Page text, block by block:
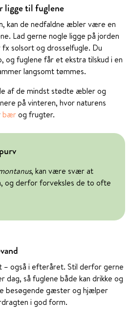
ligge til fuglene
kan de nedfaldne æbler være en
Lad gerne nogle ligge på jorden
solsort og drosselfugle. Du
og fuglene får et ekstra tilskud i en
langsomt tømmes.
af de mindst stødte æbler og
på vinteren, hvor naturens
bærog frugter.
, kan være svær at
og derfor forveksles de to ofte
– også i efteråret. Stil derfor gerne
dag, så fuglene både kan drikke og
besøgende gæster og hjælper
i god form.